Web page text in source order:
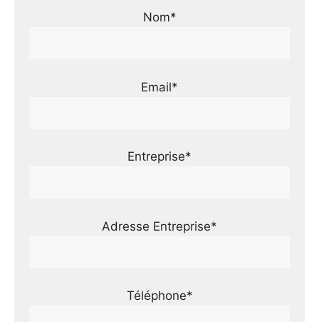
Nom*
Email*
Entreprise*
Adresse Entreprise*
Téléphone*